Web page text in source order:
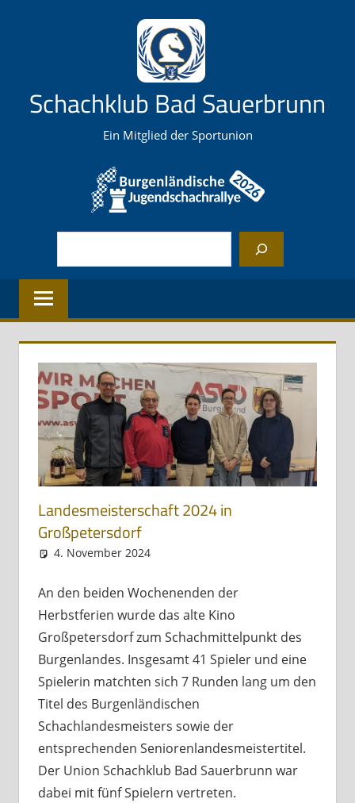
Schachklub Bad Sauerbrunn
Ein Mitglied der Sportunion
Landesmeisterschaft 2024 in
Großpetersdorf
4. November 2024
An den beiden Wochenenden der
Herbstferien wurde das alte Kino
Großpetersdorf zum Schachmittelpunkt des
Burgenlandes. Insgesamt 41 Spieler und eine
Spielerin matchten sich 7 Runden lang um den
Titel des Burgenländischen
Schachlandesmeisters sowie der
entsprechenden Seniorenlandesmeistertitel.
Der Union Schachklub Bad Sauerbrunn war
dabei mit fünf Spielern vertreten.